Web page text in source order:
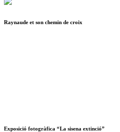
Raynaude et son chemin de croix
Exposició fotogràfica “La sisena extinció”